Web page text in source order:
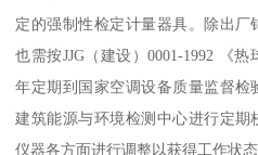
定的强制性检定计量器具。除出厂
也需按JJG（建设）0001-1992 《
年定期到国家空调设备质量监督
建筑能源与环境检测中心进行定
仪器各方面进行调整以获得工作状态